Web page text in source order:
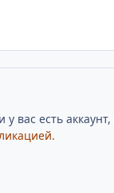
вас есть аккаунт,